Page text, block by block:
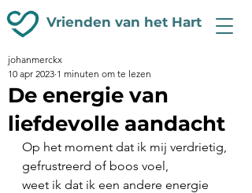
Vrienden van het Hart
De energie van
liefdevolle aandacht
johanmerckx
10 apr 2023 1 minuten om te lezen
Op het moment dat ik mij verdrietig,
gefrustreerd of boos voel,
weet ik dat ik een andere energie